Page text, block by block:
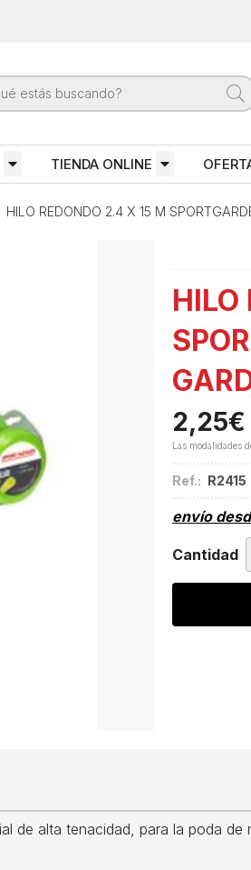
TIENDA ONLINE
HILO REDONDO 2.4 X 15 M
HILO
2,25€
Las modalidades
Ref.: R2415
envío
Cantidad
de alta tenacidad, para la poda